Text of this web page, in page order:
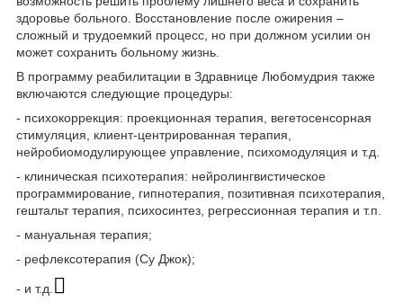
здоровье больного. Восстановление после ожирения –
сложный и трудоемкий процесс, но при должном усилии он
может сохранить больному жизнь.
В программу реабилитации в Здравнице Любомудрия также
включаются следующие процедуры:
- психокоррекция: проекционная терапия, вегетосенсорная
стимуляция, клиент-центрированная терапия,
нейробиомодулирующее управление, психомодуляция и т.д.
- клиническая психотерапия: нейролингвистическое
программирование, гипнотерапия, позитивная психотерапия,
гештальт терапия, психосинтез, регрессионная терапия и т.п.
- мануальная терапия;
- рефлексотерапия (Су Джок);
- и т.д.